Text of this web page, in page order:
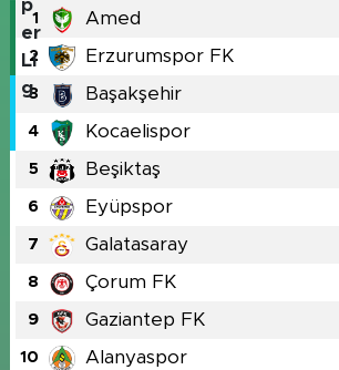
1 Amed
2 Erzurumspor FK
3 Başakşehir
4 Kocaelispor
5 Beşiktaş
6 Eyüpspor
7 Galatasaray
8 Çorum FK
9 Gaziantep FK
10 Alanyaspor